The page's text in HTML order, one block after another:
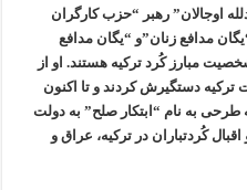
اوجالان” رهبر “حزب کارگران
مدافع زنان”و “یگان مدافع
مبارز کُرد ترکیه هستند. او از
ترکیه دستگیرش کردند و تا اکنون
زندان است – تا سال ۲۰۰۴ که طرحی به نام “ابتکار صلح” به دولت
کُردتباران در ترکیه، عراق و